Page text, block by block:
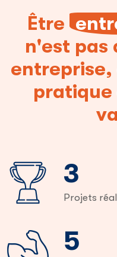
Être
n'est pas
pratique
6
Projets
8